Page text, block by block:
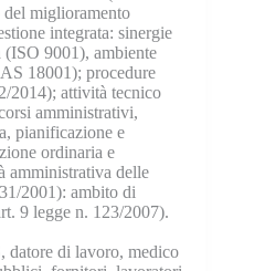
del miglioramento
integrata: sinergie
(ISO 9001), ambiente
18001); procedure
2014); attività tecnico
amministrativi,
pianificazione e
ordinaria e
amministrativa delle
2001): ambito di
9 legge n. 123/2007).
datore di lavoro, medico